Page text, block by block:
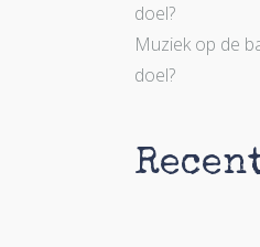
doel?
Muziek op de
doel?